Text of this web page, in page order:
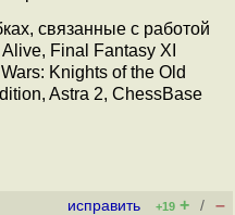
связанные с работой
Final Fantasy XI
Knights of the Old
Astra 2, ChessBase
исправить +19 + / –